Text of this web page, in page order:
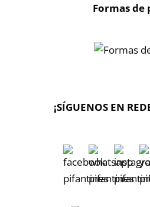
Formas de
¡SÍGUENOS EN 🔄